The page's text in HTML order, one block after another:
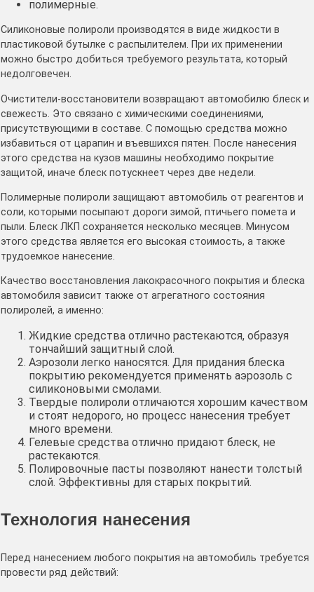
полимерные.
Силиконовые полироли производятся в виде жидкости в
пластиковой бутылке с распылителем. При их применении
можно быстро добиться требуемого результата, который
недолговечен.
Очистители-восстановители возвращают автомобилю блеск и
свежесть. Это связано с химическими соединениями,
присутствующими в составе. С помощью средства можно
избавиться от царапин и въевшихся пятен. После нанесения
этого средства на кузов машины необходимо покрытие
защитой, иначе блеск потускнеет через две недели.
Полимерные полироли защищают автомобиль от реагентов и
соли, которыми посыпают дороги зимой, птичьего помета и
пыли. Блеск ЛКП сохраняется несколько месяцев. Минусом
этого средства является его высокая стоимость, а также
трудоемкое нанесение.
Качество восстановления лакокрасочного покрытия и блеска
автомобиля зависит также от агрегатного состояния
полиролей, а именно:
Жидкие средства отлично растекаются, образуя
тончайший защитный слой.
Аэрозоли легко наносятся. Для придания блеска
покрытию рекомендуется применять аэрозоль с
силиконовыми смолами.
Твердые полироли отличаются хорошим качеством
и стоят недорого, но процесс нанесения требует
много времени.
Гелевые средства отлично придают блеск, не
растекаются.
Полировочные пасты позволяют нанести толстый
слой. Эффективны для старых покрытий.
Технология нанесения
Перед нанесением любого покрытия на автомобиль требуется
провести ряд действий: